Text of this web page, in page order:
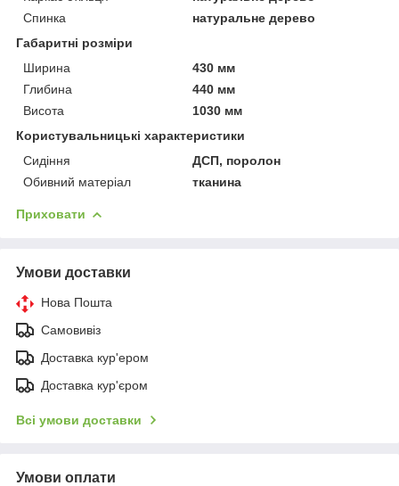
Спинка
натуральне дерево
Габаритні розміри
Ширина
430 мм
Глибина
440 мм
Висота
1030 мм
Користувальницькі характеристики
Сидіння
ДСП, поролон
Обивний матеріал
тканина
Приховати
Умови доставки
Нова Пошта
Самовивіз
Доставка кур'ером
Доставка кур'єром
Всі умови доставки
Умови оплати